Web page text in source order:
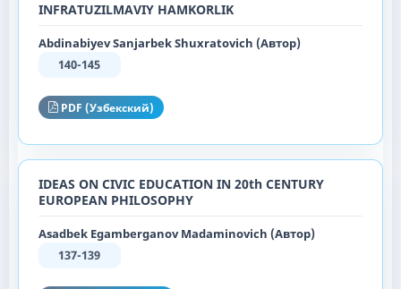
INFRATUZILMAVIY HAMKORLIK
Abdinabiyev Sanjarbek Shuxratovich (Автор)
140-145
PDF (Узбекский)
IDEAS ON CIVIC EDUCATION IN 20th CENTURY
EUROPEAN PHILOSOPHY
Asadbek Egamberganov Madaminovich (Автор)
137-139